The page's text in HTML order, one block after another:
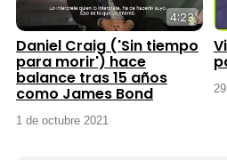
4:23
Daniel Craig ('Sin tiempo
para morir') hace
balance tras 15 años
como James Bond
1 de octubre 2021